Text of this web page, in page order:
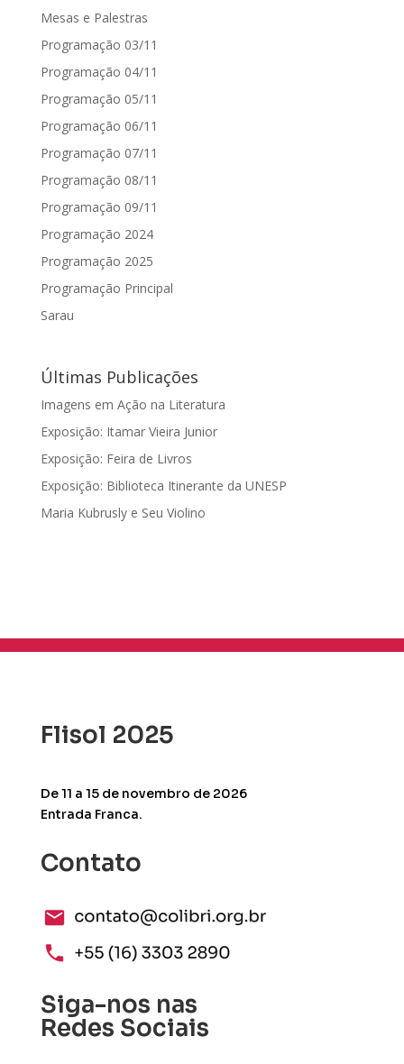
Mesas e Palestras
Programação 03/11
Programação 04/11
Programação 05/11
Programação 06/11
Programação 07/11
Programação 08/11
Programação 09/11
Programação 2024
Programação 2025
Programação Principal
Sarau
Últimas Publicações
Imagens em Ação na Literatura
Exposição: Itamar Vieira Junior
Exposição: Feira de Livros
Exposição: Biblioteca Itinerante da UNESP
Maria Kubrusly e Seu Violino
Flisol 2025
De 11 a 15 de novembro de 2026
Entrada Franca.
Contato
Siga-nos nas
Redes Sociais